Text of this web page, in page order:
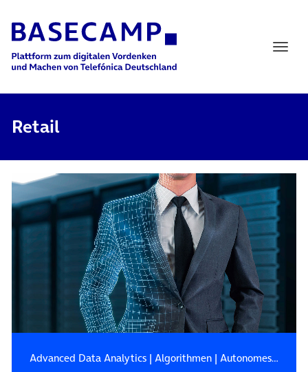
Main Navigation
Retail
Advanced Data Analytics| Algorithmen| Autonomes Fahren